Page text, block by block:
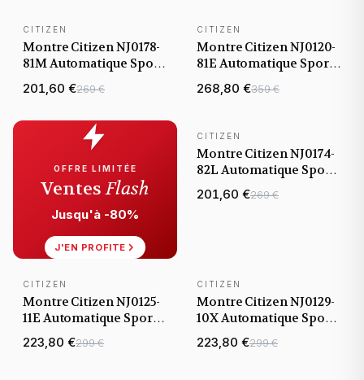
CITIZEN
Montre Citizen NJ0178-
81M Automatique Sport
bracelet acier
201,60 €269 €
CITIZEN
Montre Citizen NJ0120-
81E Automatique Sport
acier
268,80 €359 €
OFFRE LIMITÉE
VentesFlash
Jusqu'à -80%
J'EN PROFITE
CITIZEN
Montre Citizen NJ0174-
82L Automatique Sport
cadran bleu bracelet
acier bicolore
201,60 €269 €
CITIZEN
Montre Citizen NJ0125-
11E Automatique Sport
cadran noir bracelet
silicone
223,80 €299 €
CITIZEN
Montre Citizen NJ0129-
10X Automatique Sport
cadran vert bracelet
silicone
223,80 €299 €